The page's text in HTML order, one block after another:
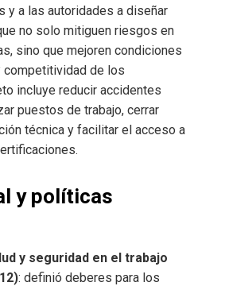
y a las autoridades a diseñar
no solo mitiguen riesgos en
sino que mejoren condiciones
competitividad de los
incluye reducir accidentes
puestos de trabajo, cerrar
técnica y facilitar el acceso a
y políticas
y seguridad en el trabajo
: definió deberes para los